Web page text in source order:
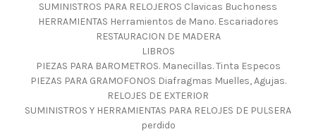
SUMINISTROS PARA RELOJEROS Clavicas Buchoness
HERRAMIENTAS Herramientos de Mano. Escariadores
RESTAURACION DE MADERA
LIBROS
PIEZAS PARA BAROMETROS. Manecillas. Tinta Especos
PIEZAS PARA GRAMOFONOS Diafragmas Muelles, Agujas.
RELOJES DE EXTERIOR
SUMINISTROS Y HERRAMIENTAS PARA RELOJES DE PULSERA
perdido